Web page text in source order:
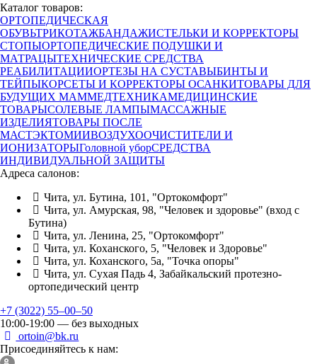
Каталог товаров:
ОРТОПЕДИЧЕСКАЯ
ОБУВЬТРИКОТАЖБАНДАЖИСТЕЛЬКИ И КОРРЕКТОРЫ
СТОПЫОРТОПЕДИЧЕСКИЕ ПОДУШКИ И
МАТРАЦЫТЕХНИЧЕСКИЕ СРЕДСТВА
РЕАБИЛИТАЦИИОРТЕЗЫ НА СУСТАВЫБИНТЫ И
ТЕЙПЫКОРСЕТЫ И КОРРЕКТОРЫ ОСАНКИТОВАРЫ ДЛЯ
БУДУЩИХ МАММЕДТЕХНИКАМЕДИЦИНСКИЕ
ТОВАРЫСОЛЕВЫЕ ЛАМПЫМАССАЖНЫЕ
ИЗДЕЛИЯТОВАРЫ ПОСЛЕ
МАСТЭКТОМИИВОЗДУХООЧИСТИТЕЛИ И
ИОНИЗАТОРЫГоловной уборСРЕДСТВА
ИНДИВИДУАЛЬНОЙ ЗАЩИТЫ
Адреса салонов:
Чита, ул. Бутина, 101, "Ортокомфорт"
Чита, ул. Амурская, 98, "Человек и здоровье" (вход с
Бутина)
Чита, ул. Ленина, 25, "Ортокомфорт"
Чита, ул. Коханского, 5, "Человек и Здоровье"
Чита, ул. Коханского, 5а, "Точка опоры"
Чита, ул. Сухая Падь 4, Забайкальский протезно-
ортопедический центр
+7 (3022) 55‒00‒50
10:00-19:00 — без выходных
ortoin@bk.ru
Присоединяйтесь к нам: